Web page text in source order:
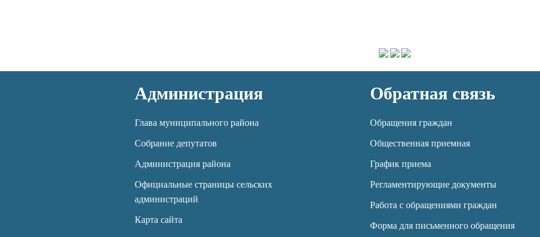
Администрация
Глава муниципального района
Собрание депутатов
Администрация района
Официальные страницы сельских
администраций
Карта сайта
Обратная связь
Обращения граждан
Общественная приемная
График приема
Регламентирующие документы
Работа с обращениями граждан
Форма для письменного обращения